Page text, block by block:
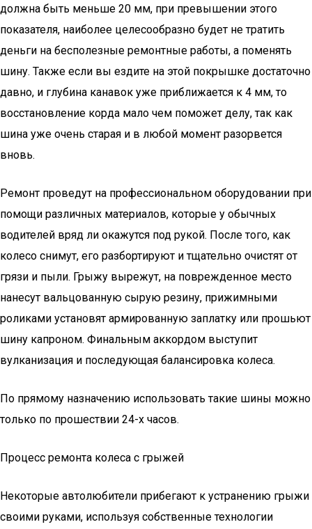
должна быть меньше 20 мм, при превышении этого
показателя, наиболее целесообразно будет не тратить
деньги на бесполезные ремонтные работы, а поменять
шину. Также если вы ездите на этой покрышке достаточно
давно, и глубина канавок уже приближается к 4 мм, то
восстановление корда мало чем поможет делу, так как
шина уже очень старая и в любой момент разорвется
вновь.
Ремонт проведут на профессиональном оборудовании при
помощи различных материалов, которые у обычных
водителей вряд ли окажутся под рукой. После того, как
колесо снимут, его разбортируют и тщательно очистят от
грязи и пыли. Грыжу вырежут, на поврежденное место
нанесут вальцованную сырую резину, прижимными
роликами установят армированную заплатку или прошьют
шину капроном. Финальным аккордом выступит
вулканизация и последующая балансировка колеса.
По прямому назначению использовать такие шины можно
только по прошествии 24-х часов.
Процесс ремонта колеса с грыжей
Некоторые автолюбители прибегают к устранению грыжи
своими руками, используя собственные технологии